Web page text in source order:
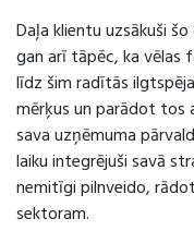
Daļa klientu uzsākuši
gan arī tāpēc, ka vēlas
līdz šim radītās
mērķus un parādot tos
sava uzņēmuma
laiku integrējuši savā
nemitīgi pilnveido,
sektoram.